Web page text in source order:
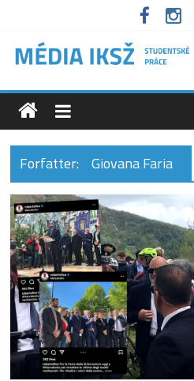
Forfatter: Giovana Faria